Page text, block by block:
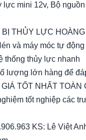
lực mini 12v, Bộ
THỦY LỰC
và máy móc tự động
thống thủy lực nhanh
lượng lớn hàng để
TỐT NHẤT TOÀN
tốt nghiệp các
KS: Lê Việt